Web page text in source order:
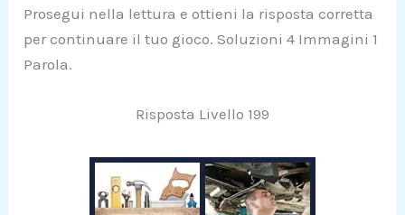
Prosegui nella lettura e ottieni la risposta corretta
per continuare il tuo gioco. Soluzioni 4 Immagini 1
Parola.
Risposta Livello 199